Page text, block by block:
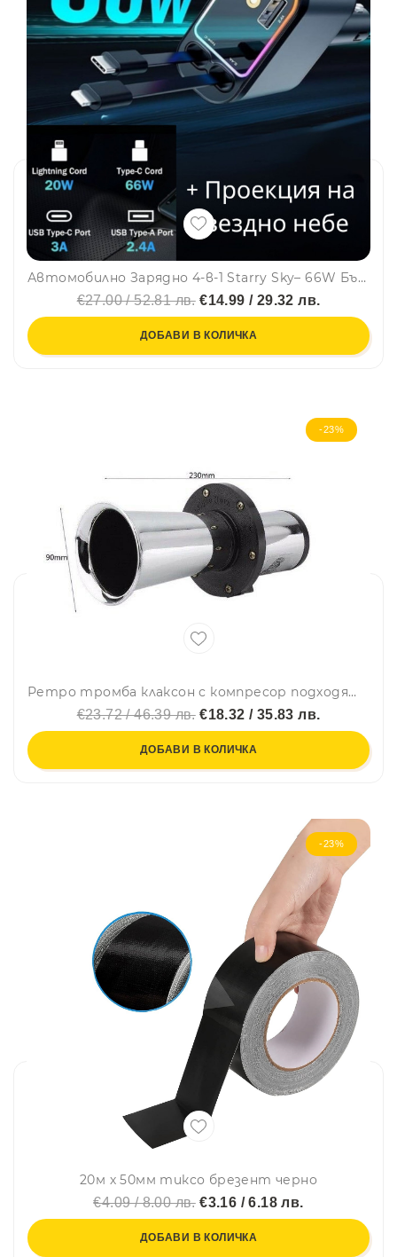
Автомобилно Зарядно 4-в-1 Starry Sky– 66W Бързо Зареждане, 80 см. кабели, USB- C, A, Iphone, със светлинен ефект звездно небе
€27.00 / 52.81 лв.€14.99 / 29.32 лв.
ДОБАВИ В КОЛИЧКА
-23%
Ретро тромба клаксон с компресор подходящ за всички превозни средства на 12v 110dB
€23.72 / 46.39 лв.€18.32 / 35.83 лв.
ДОБАВИ В КОЛИЧКА
-23%
20м х 50мм тиксо брезент черно
€4.09 / 8.00 лв.€3.16 / 6.18 лв.
ДОБАВИ В КОЛИЧКА